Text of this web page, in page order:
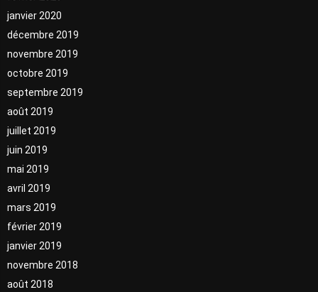
janvier 2020
décembre 2019
novembre 2019
octobre 2019
septembre 2019
août 2019
juillet 2019
juin 2019
mai 2019
avril 2019
mars 2019
février 2019
janvier 2019
novembre 2018
août 2018